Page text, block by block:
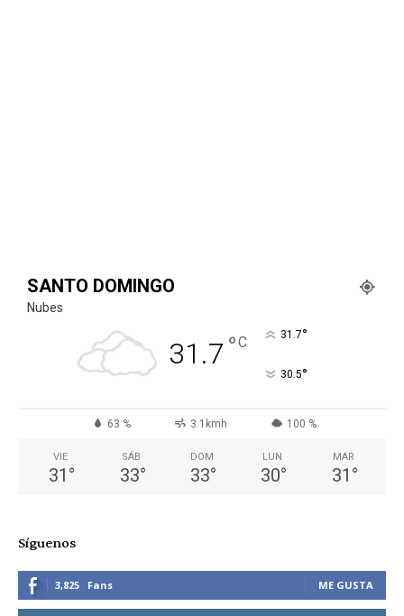
SANTO DOMINGO
Nubes
31.7 °C 31.7°
30.5°
63 % 3.1kmh 100 %
VIE
31 °
SÁB
33°
DOM
33°
LUN
30°
MAR
31 °
Síguenos
3,825 Fans ME GUSTA